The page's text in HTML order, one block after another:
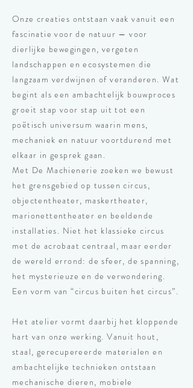
Onze creaties ontstaan vaak vanuit een
fascinatie voor de natuur — voor
dierlijke bewegingen, vergeten
landschappen en ecosystemen die
langzaam verdwijnen of veranderen. Wat
begint als een ambachtelijk bouwproces
groeit stap voor stap uit tot een
poëtisch universum waarin mens,
mechaniek en natuur voortdurend met
elkaar in gesprek gaan.
Met De Machienerie zoeken we bewust
het grensgebied op tussen circus,
objectentheater, maskertheater,
marionettentheater en beeldende
installaties. Niet het klassieke circus
met de acrobaat centraal, maar eerder
de wereld errond: de sfeer, de spanning,
het mysterieuze en de verwondering.
Een vorm van “circus buiten het circus”.
Het atelier vormt daarbij het kloppende
hart van onze werking. Vanuit hout,
staal, gerecupereerde materialen en
ambachtelijke technieken ontstaan
mechanische dieren, mobiele